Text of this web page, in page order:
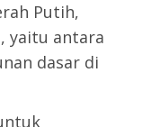
Putih,
yaitu antara
dasar di